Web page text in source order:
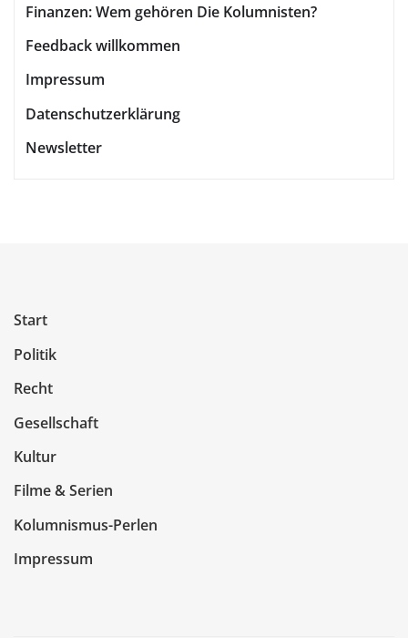
Finanzen: Wem gehören Die Kolumnisten?
Feedback willkommen
Impressum
Datenschutzerklärung
Newsletter
Start
Politik
Recht
Gesellschaft
Kultur
Filme & Serien
Kolumnismus-Perlen
Impressum